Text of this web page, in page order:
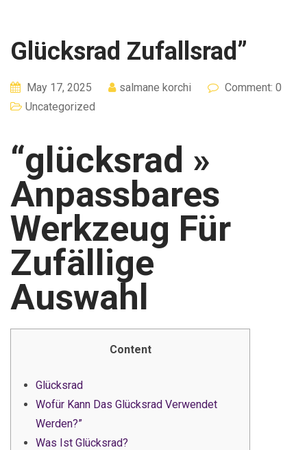
Glücksrad Zufallsrad”
May 17, 2025 salmane korchi
Comment: 0
Uncategorized
“glücksrad »
Anpassbares
Werkzeug Für
Zufällige
Auswahl
Content
Glücksrad
Wofür Kann Das Glücksrad Verwendet
Werden?”
Was Ist Glücksrad?